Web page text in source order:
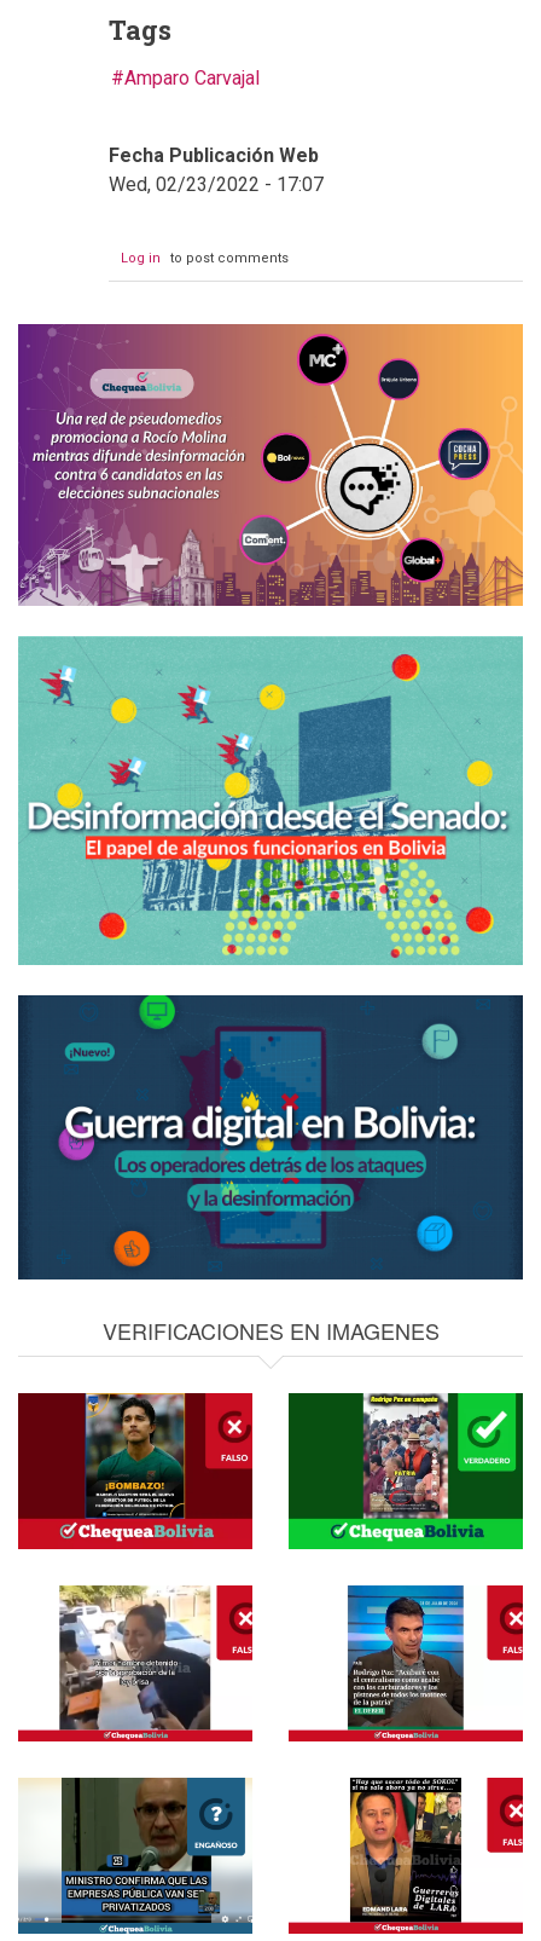
Tags
Amparo Carvajal
Fecha Publicación Web
Wed, 02/23/2022 - 17:07
Log in to post comments
VERIFICACIONES EN IMAGENES